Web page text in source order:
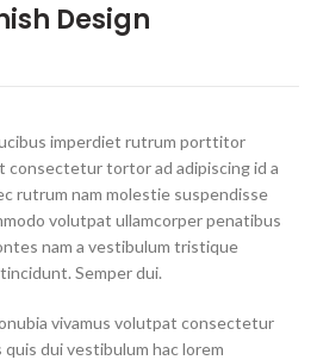
Design
imperdiet rutrum porttitor
tortor ad adipiscing id a
rutrum nam molestie suspendisse
volutpat ullamcorper penatibus
nam a vestibulum tristique
Semper dui.
vivamus volutpat consectetur
dui vestibulum hac lorem